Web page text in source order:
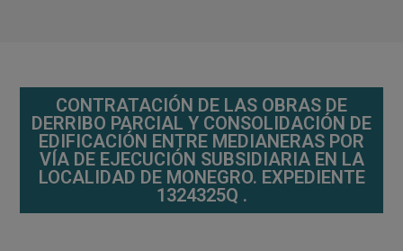
CONTRATACIÓN DE LAS OBRAS DE
DERRIBO PARCIAL Y CONSOLIDACIÓN DE
EDIFICACIÓN ENTRE MEDIANERAS POR
VÍA DE EJECUCIÓN SUBSIDIARIA EN LA
LOCALIDAD DE MONEGRO. EXPEDIENTE
1324325Q .